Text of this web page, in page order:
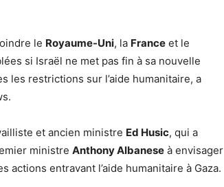
le Royaume-Uni, la France et le
si Israël ne met pas fin à sa nouvelle
les restrictions sur l’aide humanitaire, a
et ancien ministre Ed Husic, qui a
ministre Anthony Albanese à envisager
actions entravant l’aide humanitaire à Gaza.